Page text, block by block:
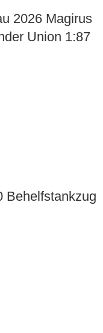
2026 Magirus
Union 1:87
Behelfstankzug